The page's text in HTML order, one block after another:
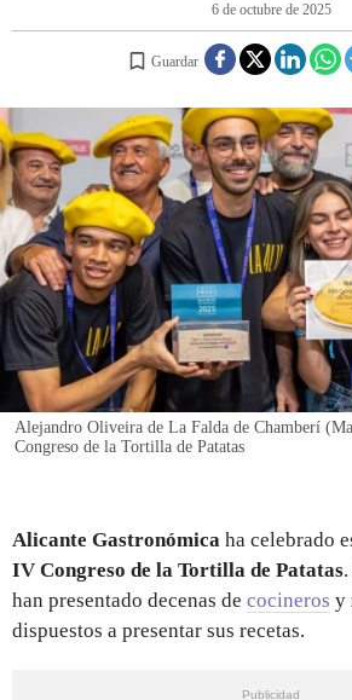
MENÚ DEL DÍA
A CUCHILLO
REGISTRO
INICIAR SESIÓN
6 de octubre de 2025
Guardar
Alejandro Oliveira de La Falda de Chamberí
Congreso de la Tortilla de Patatas
Alicante Gastronómica ha celebrado
IV Congreso de la Tortilla de Patatas
han presentado decenas de cocineros y
dispuestos a presentar sus recetas.